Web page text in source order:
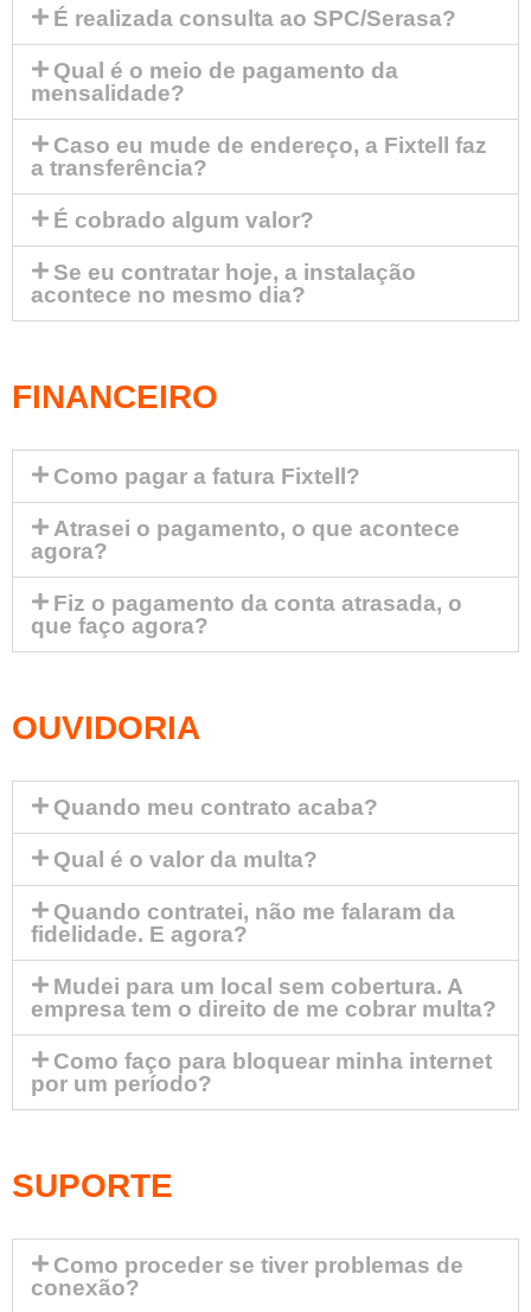
É realizada consulta ao SPC/Serasa?
Qual é o meio de pagamento da
mensalidade?
Caso eu mude de endereço, a Fixtell faz
a transferência?
É cobrado algum valor?
Se eu contratar hoje, a instalação
acontece no mesmo dia?
FINANCEIRO
Como pagar a fatura Fixtell?
Atrasei o pagamento, o que acontece
agora?
Fiz o pagamento da conta atrasada, o
que faço agora?
OUVIDORIA
Quando meu contrato acaba?
Qual é o valor da multa?
Quando contratei, não me falaram da
fidelidade. E agora?
Mudei para um local sem cobertura. A
empresa tem o direito de me cobrar multa?
Como faço para bloquear minha internet
por um período?
SUPORTE
Como proceder se tiver problemas de
conexão?